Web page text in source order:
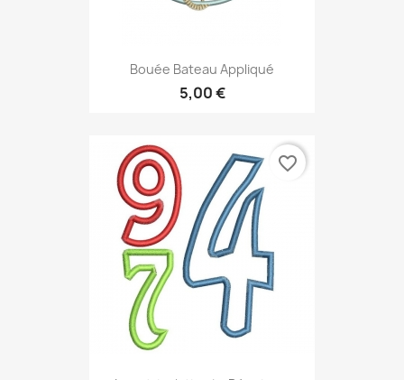
Bouée Bateau Appliqué
5,00 €
favorite_border